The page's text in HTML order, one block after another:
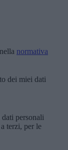
normativa
dei miei dati
personali
terzi, per le